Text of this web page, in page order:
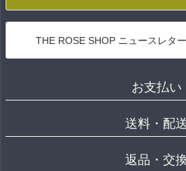
THE ROSE SHOP ニュースレター
お支払い
送料・配送
返品・交